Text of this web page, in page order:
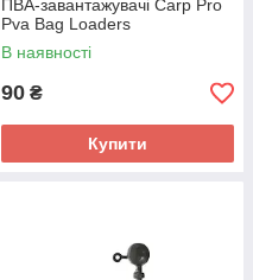
ПВА-завантажувачі Carp Pro
Pva Bag Loaders
В наявності
90 ₴
Купити